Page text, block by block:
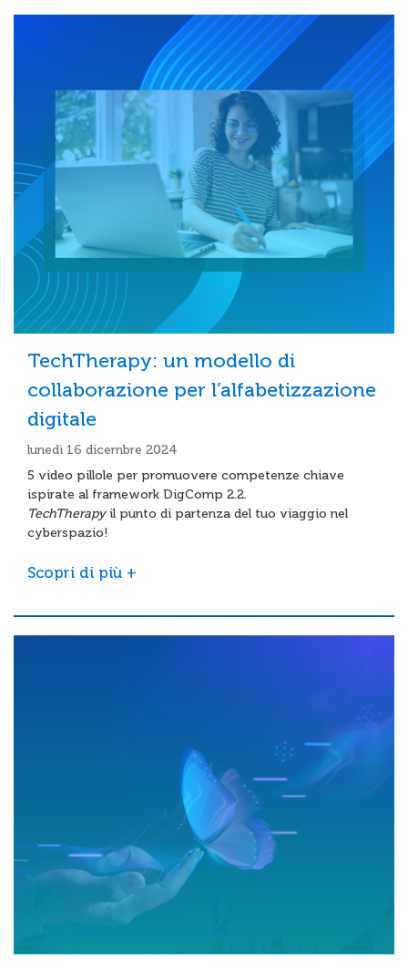
TechTherapy: un modello di
collaborazione per l’alfabetizzazione
digitale
lunedì 16 dicembre 2024
5 video pillole per promuovere competenze chiave
ispirate al framework DigComp 2.2.
TechTherapyil punto di partenza del tuo viaggio nel
cyberspazio!
Scopri di più +